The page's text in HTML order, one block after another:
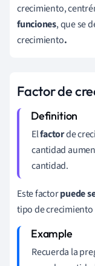
crecimiento,
funciones, que se
crecimiento.
Factor de
Elfactorde
cantidad
cantidad.
Este factorpuede
tipo de crecimiento
Recuerda la